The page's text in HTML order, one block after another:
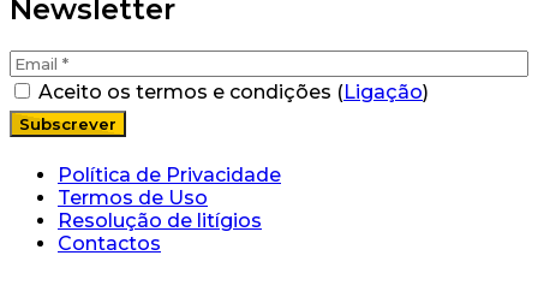
Newsletter
Aceito os termos e condições (Ligação)
Política de Privacidade
Termos de Uso
Resolução de litígios
Contactos